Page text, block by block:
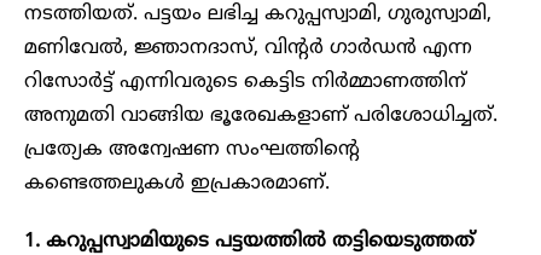
നടത്തിയത്. പട്ടയം ലഭിച്ച കറുപ്പസ്വാമി, ഗുരുസ്വാമി,
മണിവേൽ, ജ്ഞാനദാസ്, വിന്റർ ഗാർഡൻ എന്ന
റിസോർട്ട് എന്നിവരുടെ കെട്ടിട നിർമ്മാണത്തിന്
അനുമതി വാങ്ങിയ ഭൂരേഖകളാണ് പരിശോധിച്ചത്.
പ്രത്യേക അന്വേഷണ സംഘത്തിന്റെ
കണ്ടെത്തലുകൾ ഇപ്രകാരമാണ്.
1. കറുപ്പസ്വാമിയുടെ പട്ടയത്തിൽ തട്ടിയെടുത്തത്